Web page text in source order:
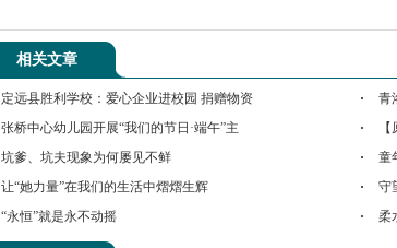
相关文章
定远县胜利学校：爱心企业进校园 捐赠物资
青
张桥中心幼儿园开展“我们的节日·端午”主
坑爹、坑夫现象为何屡见不鲜
童
让“她力量”在我们的生活中熠熠生辉
守
“永恒”就是永不动摇
柔